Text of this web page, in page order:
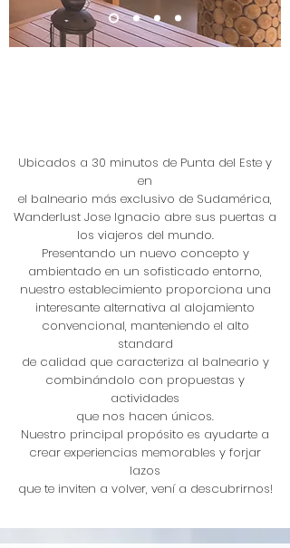
Ubicados a 30 minutos de Punta del Este y
en
el balneario más exclusivo de Sudamérica,
Wanderlust Jose Ignacio abre sus puertas a
los viajeros del mundo.
Presentando un nuevo concepto y
ambientado en un sofisticado entorno,
nuestro establecimiento proporciona una
interesante alternativa al alojamiento
convencional, manteniendo el alto
standard
de calidad que caracteriza al balneario y
combinándolo con propuestas y
actividades
que nos hacen únicos.
Nuestro principal propósito es ayudarte a
crear experiencias memorables y forjar
lazos
que te inviten a volver, vení a descubrirnos!